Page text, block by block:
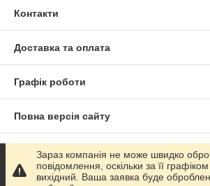
Контакти
Доставка та оплата
Графік роботи
Повна версія сайту
Сайт створено на маркетплейсі
Зараз компанія не може швидко
повідомлення, оскільки за її
вихідний. Ваша заявка буде